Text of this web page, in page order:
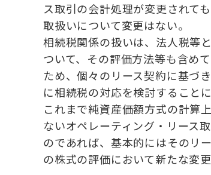
ス取引の会計処理が変更されて
取扱いについて変更はない。
相続税関係の扱いは、法人税等
ついて、その評価方法等も含め
ため、個々のリース契約に基づ
に相続税の対応を検討することに
これまで純資産価額方式の計算
ないオペレーティング・リース
のであれば、基本的にはそのリ
の株式の評価において新たな変